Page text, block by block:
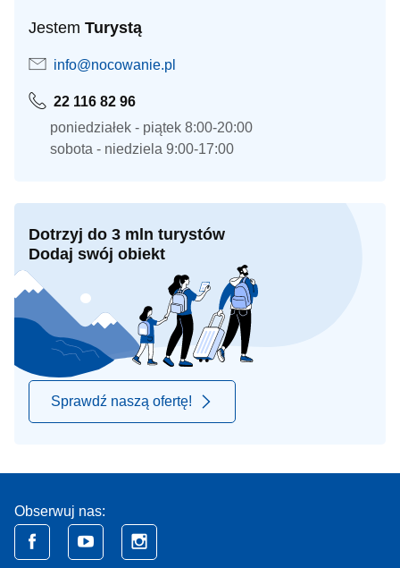
Jestem Turystą
info@nocowanie.pl
22 116 82 96
poniedziałek - piątek 8:00-20:00
sobota - niedziela 9:00-17:00
Dotrzyj do 3 mln turystów
Dodaj swój obiekt
Sprawdź naszą ofertę!
Obserwuj nas: